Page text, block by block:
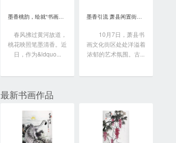
墨香桃韵，绘就“书画之乡”新画卷
春风拂过黄河故道，
桃花映照笔墨清香。近
日，作为&ldquo...
墨香引流 萧县闲置街区变身书画艺术聚落
10月7日，萧县书
画文化街区处处洋溢着
浓郁的艺术氛围。古...
最新书画作品